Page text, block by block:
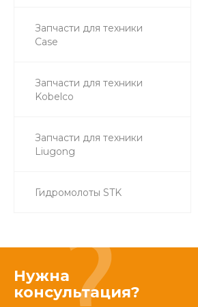
Запчасти для техники
Case
Запчасти для техники
Kobelco
Запчасти для техники
Liugong
Гидромолоты STK
Нужна
консультация?